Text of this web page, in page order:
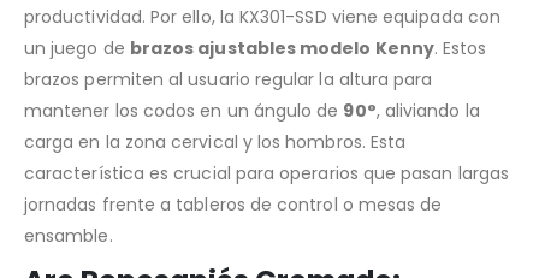
productividad. Por ello, la KX301-SSD viene equipada con
un juego de brazos ajustables modelo Kenny. Estos
brazos permiten al usuario regular la altura para
mantener los codos en un ángulo de 90°, aliviando la
carga en la zona cervical y los hombros. Esta
característica es crucial para operarios que pasan largas
jornadas frente a tableros de control o mesas de
ensamble.